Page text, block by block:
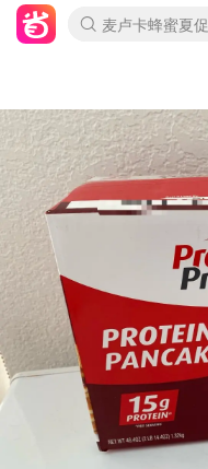
Prada/Miu 4.8